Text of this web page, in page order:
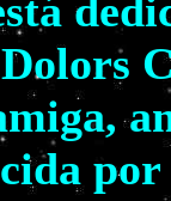
por